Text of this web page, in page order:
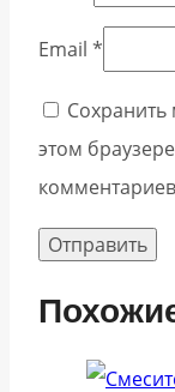
Email *
Сохранить
этом